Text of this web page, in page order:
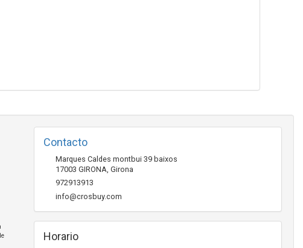
Contacto
Marques Caldes montbui 39 baixos
17003 GIRONA, Girona
972913913
info@crosbuy.com
Horario